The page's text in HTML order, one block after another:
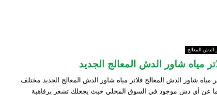
الدش المعالج
مياه شاور الدش المعالج الجديد
مياه شاور الدش المعالج فلاتر مياه شاور الدش المعالج الجديد مختلف
عن أي دش موجود في السوق المحلي حيث يجعلك تشعر برفاهية